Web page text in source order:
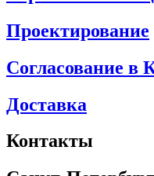
Проектирование
Согласование в
Доставка
Контакты